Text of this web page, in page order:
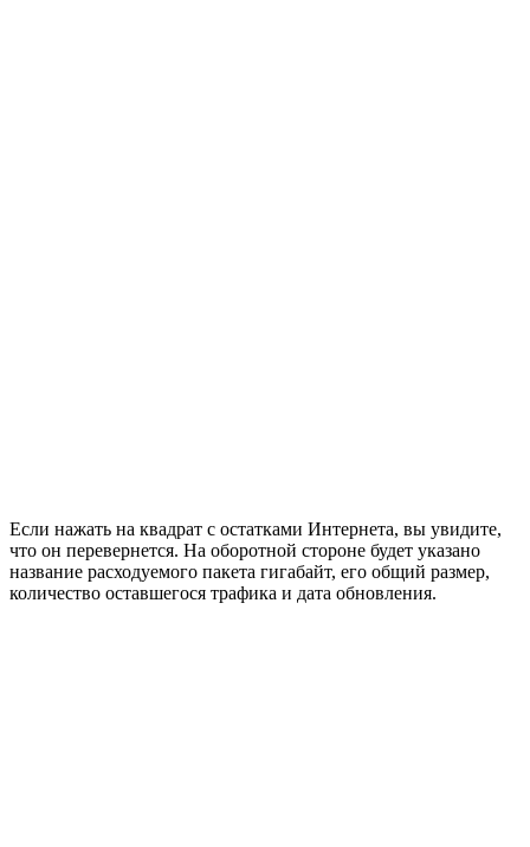
Если нажать на квадрат с остатками Интернета, вы увидите,
что он перевернется. На оборотной стороне будет указано
название расходуемого пакета гигабайт, его общий размер,
количество оставшегося трафика и дата обновления.